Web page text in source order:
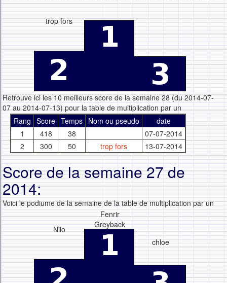
trop fors
Retrouve ici les 10 meilleurs score de la semaine 28 (du 2014-07-
07 au 2014-07-13) pour la table de multiplication par un
Rang Score Temps Nom ou pseudo
date
1
418 38
07-07-2014
2
300 50 trop fors 13-07-2014
Score de la semaine 27 de
2014:
Voici le podiume de la semaine de la table de multiplication par un
Nilo
Fenrir
Greyback
chloe